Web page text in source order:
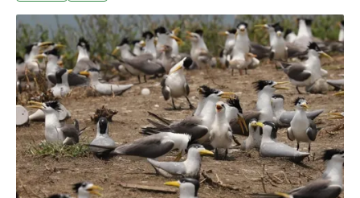
科（Rhagophthalmidae）在目前的分類上，為螢科
（Lampyridae）的姊妹群，僅分佈於亞洲地區。相較於多
數螢火蟲由雄蟲發光，雌光螢科則由雌蟲發光求偶。雌光
螢的雌成蟲終生保持幼蟲狀態，沒有翅膀、不會飛舞，交
配期會在土表、草叢間高舉尾部閃爍的發光器，吸引雄成
蟲前來交配。之後，雌蟲會鑽到落葉、土層下產卵，身體
蜷曲成「C」字形環抱卵粒護卵，身體胸腹節同時還會發
出點狀亮光。